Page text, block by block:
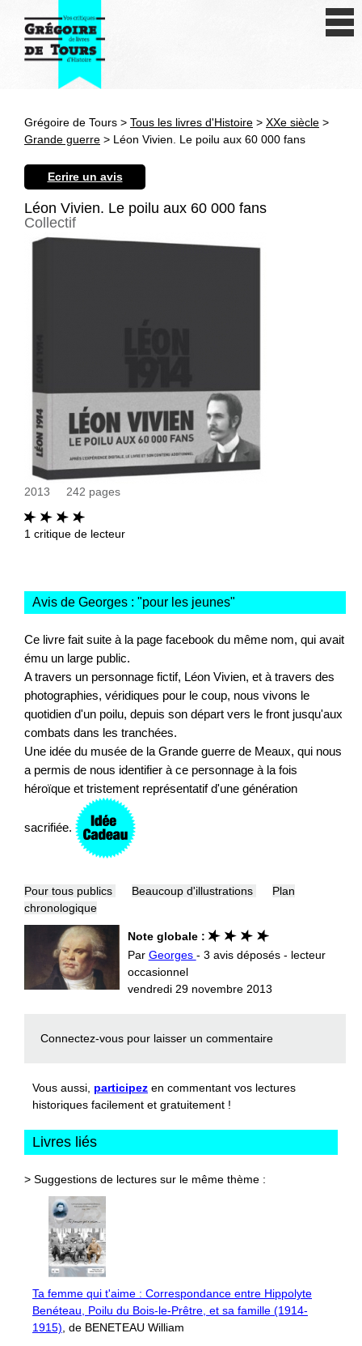
Antiquité
Epoque moderne
Révolution et XIXe siècle
Grégoire de Tours > Tous les livres d'Histoire > XXe siècle >
Grande guerre > Léon Vivien. Le poilu aux 60 000 fans
Ecrire un avis
Léon Vivien. Le poilu aux 60 000 fans
Collectif
2013 242 pages
1 critique de lecteur
Avis de Georges : "pour les jeunes"
Ce livre fait suite à la page facebook du même nom, qui avait
ému un large public.
A travers un personnage fictif, Léon Vivien, et à travers des
photographies, véridiques pour le coup, nous vivons le
quotidien d'un poilu, depuis son départ vers le front jusqu'aux
combats dans les tranchées.
Une idée du musée de la Grande guerre de Meaux, qui nous
a permis de nous identifier à ce personnage à la fois
héroïque et tristement représentatif d'une génération
sacrifiée.
Pour tous publics Beaucoup d'illustrations
Plan
chronologique
Note globale :
Par Georges - 3 avis déposés - lecteur
occasionnel
vendredi 29 novembre 2013
Connectez-vous pour laisser un commentaire
Vous aussi, participez en commentant vos lectures
historiques facilement et gratuitement !
Livres liés
> Suggestions de lectures sur le même thème :
Ta femme qui t'aime : Correspondance entre Hippolyte
Benéteau, Poilu du Bois-le-Prêtre, et sa famille (1914-
1915) , de BENETEAU William